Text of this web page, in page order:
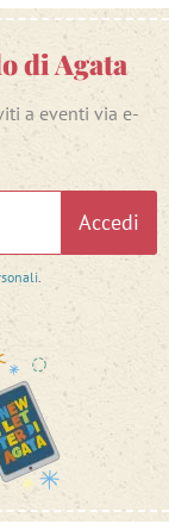
di Agata
a eventi via e-
Accedi
.